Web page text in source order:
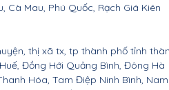
Cà Mau, Phú Quốc, Rạch Giá Kiên
thị xã tx, tp thành phố tỉnh
Đồng Hới Quảng Bình, Đông Hà
Hóa, Tam Điệp Ninh Bình, Nam